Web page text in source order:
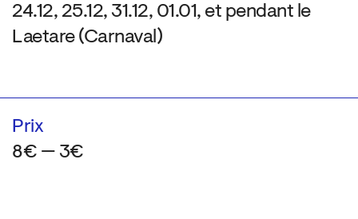
24.12, 25.12, 31.12, 01.01, et pendant le
Laetare (Carnaval)
Prix
8€ — 3€